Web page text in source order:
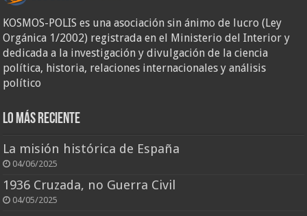
KOSMOS-POLIS es una asociación sin ánimo de lucro (Ley
Orgánica 1/2002) registrada en el Ministerio del Interior y
dedicada a la investigación y divulgación de la ciencia
política, historia, relaciones internacionales y análisis
político
Lo más reciente
La misión histórica de España
04/06/2025
1936 Cruzada, no Guerra Civil
04/05/2025